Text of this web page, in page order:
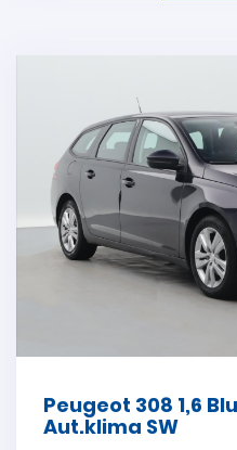
Peugeot 308 1,6
Aut.klima SW